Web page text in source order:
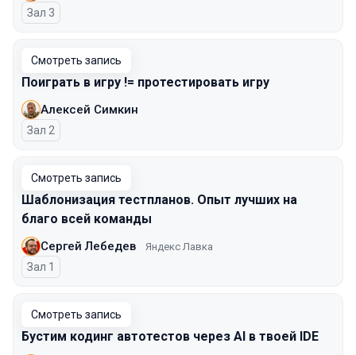
Зал 3
Смотреть запись
Поиграть в игру != протестировать игру
Алексей Симкин
Зал 2
Смотреть запись
Шаблонизация тестпланов. Опыт лучших на
благо всей команды
Сергей Лебедев Яндекс Лавка
Зал 1
Смотреть запись
Бустим кодинг автотестов через AI в твоей IDE